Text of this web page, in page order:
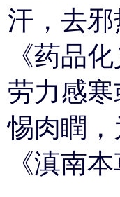
汗，去
《药品
劳力感
惕肉瞤，
《滇南